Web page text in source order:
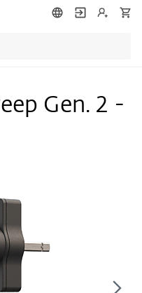
Gen. 2 -